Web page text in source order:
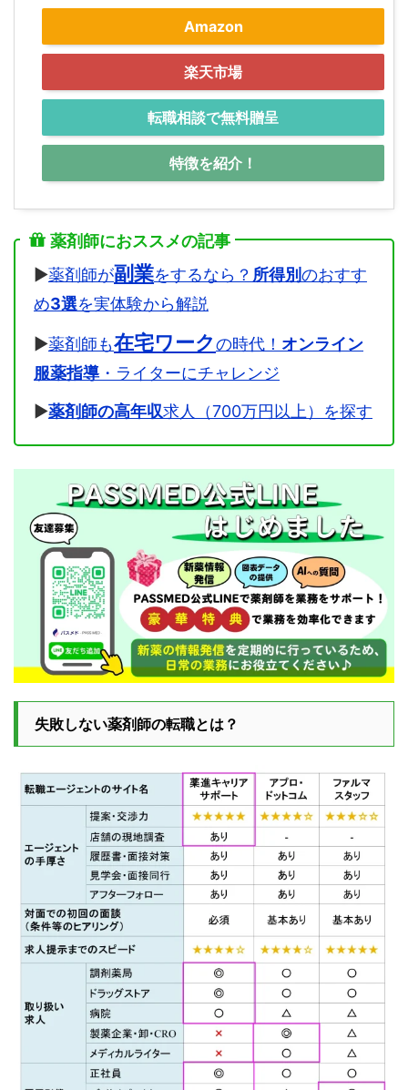
Amazon
楽天市場
転職相談で無料贈呈
特徴を紹介！
薬剤師におススメの記事
▶薬剤師が副業をするなら？ 所得別のおすす
め3選を実体験から解説
▶薬剤師も在宅ワークの時代！ オンライン
服薬指導 ・ライターにチャレンジ
▶薬剤師の高年収求人（700万円以上）を探す
失敗しない薬剤師の転職とは？